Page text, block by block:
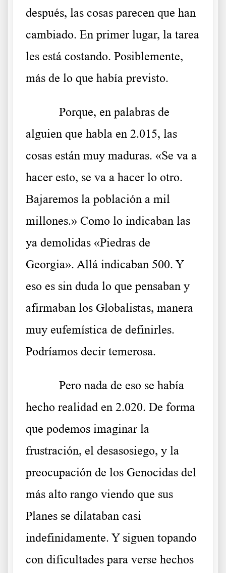
después, las cosas parecen que han
cambiado. En primer lugar, la tarea
les está costando. Posiblemente,
más de lo que había previsto.
Porque, en palabras de
alguien que habla en 2.015, las
cosas están muy maduras. «Se va a
hacer esto, se va a hacer lo otro.
Bajaremos la población a mil
millones.» Como lo indicaban las
ya demolidas «Piedras de
Georgia». Allá indicaban 500. Y
eso es sin duda lo que pensaban y
afirmaban los Globalistas, manera
muy eufemística de definirles.
Podríamos decir temerosa.
Pero nada de eso se había
hecho realidad en 2.020. De forma
que podemos imaginar la
frustración, el desasosiego, y la
preocupación de los Genocidas del
más alto rango viendo que sus
Planes se dilataban casi
indefinidamente. Y siguen topando
con dificultades para verse hechos